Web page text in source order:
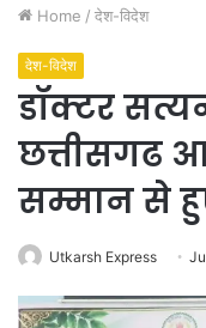
Home / देश-विदेश
देश-विदेश
डॉक्टर
छत्तीसगढ
सम्मान से
Utkarsh Express